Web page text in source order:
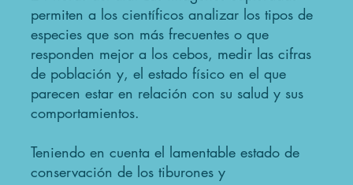
permiten a los científicos analizar los tipos de
especies que son más frecuentes o que
responden mejor a los cebos, medir las cifras
de población y, el estado físico en el que
parecen estar en relación con su salud y sus
comportamientos.
Teniendo en cuenta el lamentable estado de
conservación de los tiburones y